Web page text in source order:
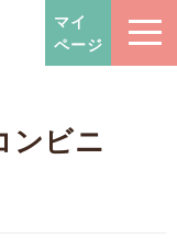
おやつクラブ – たよっ
マイ
ページ
ンビニ